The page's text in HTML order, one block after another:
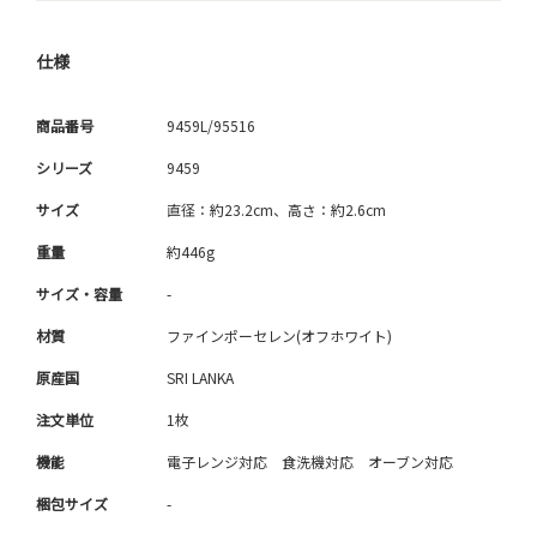
仕様
商品番号 9459L/95516
シリーズ 9459
サイズ 直径：約23.2cm、高さ：約2.6cm
重量 約446g
サイズ・容量 -
材質 ファインポーセレン(オフホワイト)
原産国 SRI LANKA
注文単位 1枚
機能 電子レンジ対応 食洗機対応 オーブン対応
梱包サイズ -